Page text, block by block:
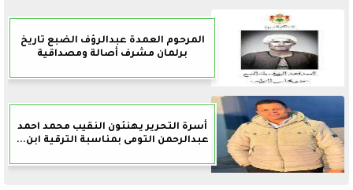
المرحوم العمدة عبدالرؤف الضبع تاريخ
برلمان مشرف أصالة ومصداقية
أسرة التحرير يهنئون النقيب محمد احمد
عبدالرحمن التومى بمناسبة الترقية ابن...